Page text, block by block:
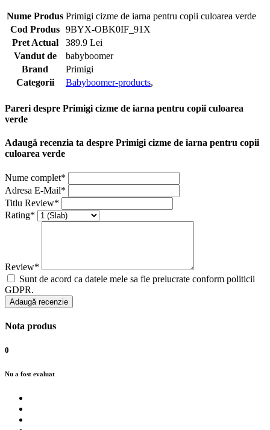
Nume Produs Primigi cizme de iarna pentru copii culoarea verde
Cod Produs 9BYX-OBK0IF_91X
Pret Actual
389.9 Lei
Vandut de
babyboomer
Brand
Primigi
Categorii
Babyboomer-products,
Pareri despre Primigi cizme de iarna pentru copii culoarea
verde
Adaugă recenzia ta despre Primigi cizme de iarna pentru copii
culoarea verde
Nume complet*
Adresa E-Mail*
Titlu Review*
Rating*
Review*
Sunt de acord ca datele mele sa fie prelucrate conform politicii
GDPR.
Adaugă recenzie
Nota produs
0
Nu a fost evaluat